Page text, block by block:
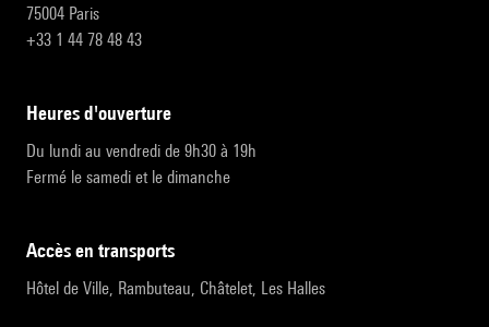
75004 Paris
+33 1 44 78 48 43
heures d'ouverture
Du lundi au vendredi de 9h30 à 19h
Fermé le samedi et le dimanche
accès en transports
Hôtel de Ville, Rambuteau, Châtelet, Les Halles